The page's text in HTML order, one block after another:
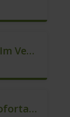
Quereinsteiger / Berater Im Vertrieb (Außendienst) (m/w/d)
Berater Im Vertrieb Als Sofortanstellung (m/w/d)